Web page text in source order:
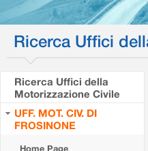
Ricerca Uffici
Ricerca Uffici della
Motorizzazione Civile
UFF. MOT. CIV. DI
FROSINONE
Home Page